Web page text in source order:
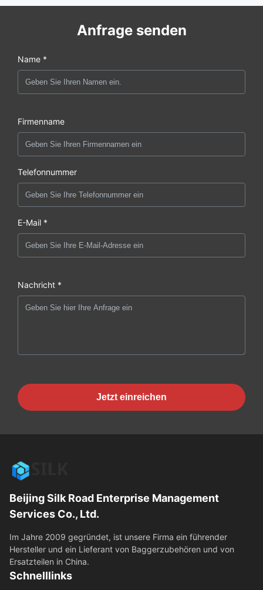
Anfrage senden
Name *
Firmenname
Telefonnummer
E-Mail *
Nachricht *
Jetzt einreichen
Beijing Silk Road Enterprise Management
Services Co., Ltd.
Im Jahre 2009 gegründet, ist unsere Firma ein führender
Hersteller und ein Lieferant von Baggerzubehören und von
Ersatzteilen in China.
Schnelllinks